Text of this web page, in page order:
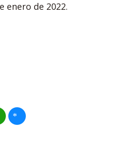
enero de 2022.